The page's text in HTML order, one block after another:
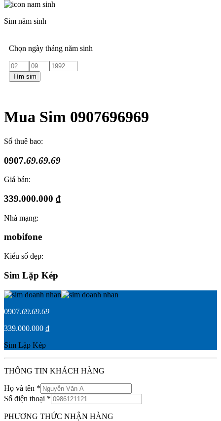
Sim năm sinh
Chọn ngày tháng năm sinh
Tìm sim
Mua Sim 0907696969
Số thuê bao:
0907.69.69.69
Giá bán:
339.000.000 ₫
Nhà mạng:
mobifone
Kiểu số đẹp:
Sim Lặp Kép
0907.69.69.69
339.000.000 ₫
Sim Lặp Kép
THÔNG TIN KHÁCH HÀNG
Họ và tên *
Số điện thoại *
PHƯƠNG THỨC NHẬN HÀNG